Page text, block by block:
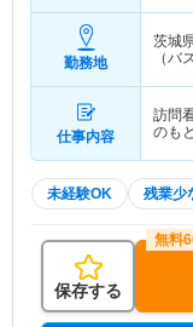
勤務地
茨城
（バ
仕事内容
訪問
のも
未経験OK 残業少
保存する